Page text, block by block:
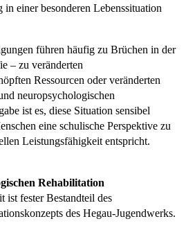
einer besonderen Lebenssituation
führen häufig zu Brüchen in der
– zu veränderten
Ressourcen oder veränderten
neuropsychologischen
ist es, diese Situation sensibel
eine schulische Perspektive zu
Leistungsfähigkeit entspricht.
Rehabilitation
ist fester Bestandteil des
des Hegau-Jugendwerks.